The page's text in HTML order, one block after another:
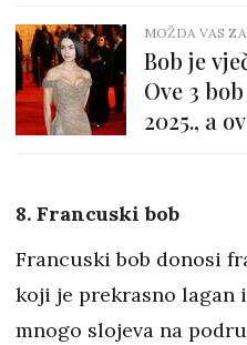
MOŽDA VAS
Bob je
Ove 3
2025., a
8. Francuski bob
Francuski bob donosi
koji je prekrasno lagan
mnogo slojeva na